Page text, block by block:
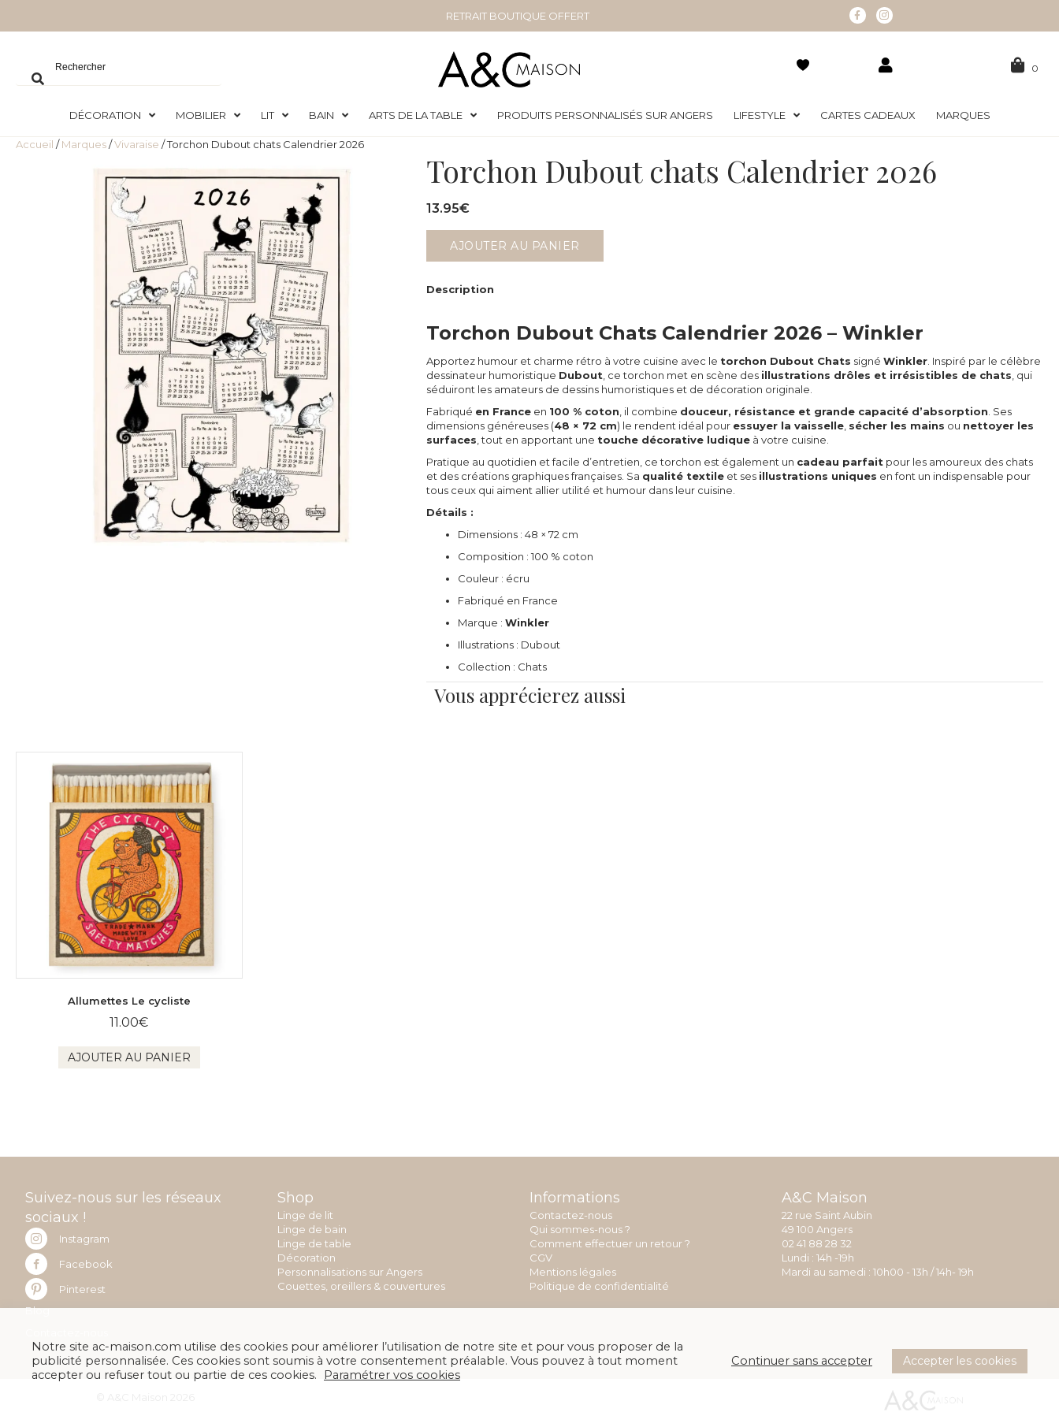
RETRAIT BOUTIQUE OFFERT
0
DÉCORATION MOBILIER LIT BAIN ARTS DE LA TABLE PRODUITS PERSONNALISÉS SUR ANGERS LIFESTYLE CARTES CADEAUX MARQUES
Accueil /Marques/Vivaraise / Torchon Dubout chats Calendrier 2026
Torchon Dubout chats Calendrier 2026
13.95€
AJOUTER AU PANIER
Description
Torchon Dubout Chats Calendrier 2026 – Winkler
Apportez humour et charme rétro à votre cuisine avec le torchon Dubout Chats signéWinkler . Inspiré par le célèbre
dessinateur humoristique Dubout , ce torchon met en scène des illustrations drôles et irrésistibles de chats , qui
séduiront les amateurs de dessins humoristiques et de décoration originale.
Fabriqué en France en 100 % coton , il combine douceur, résistance et grande capacité d’absorption . Ses
dimensions généreuses (48 × 72 cm) le rendent idéal pour essuyer la vaisselle sécher les mains ou nettoyer les
surfaces , tout en apportant une touche décorative ludique à votre cuisine.
Pratique au quotidien et facile d’entretien, ce torchon est également un cadeau parfait pour les amoureux des chats
et des créations graphiques françaises. Sa qualité textile et ses illustrations uniques en font un indispensable pour
tous ceux qui aiment allier utilité et humour dans leur cuisine.
Détails :
Dimensions : 48 × 72 cm
Composition : 100 % coton
Couleur : écru
Fabriqué en France
Marque :Winkler
Illustrations : Dubout
Collection : Chats
Vous apprécierez aussi
Allumettes Le cycliste
11.00€
AJOUTER AU PANIER
Suivez-nous sur les réseaux
sociaux !
Instagram
Facebook
Pinterest
Blog
Shop
Linge de lit
Linge de bain
Linge de table
Décoration
Personnalisations sur Angers
Couettes, oreillers & couvertures
Informations
Contactez-nous
Qui sommes-nous ?
Comment effectuer un retour ?
CGV
Mentions légales
Politique de confidentialité
A&C Maison
22 rue Saint Aubin
49 100 Angers
02 41 88 28 32
Lundi : 14h -19h
Mardi au samedi : 10h00 - 13h / 14h- 19h
Notre site ac-maison.com utilise des cookies pour améliorer l’utilisation de notre site et pour vous proposer de la
publicité personnalisée. Ces cookies sont soumis à votre consentement préalable. Vous pouvez à tout moment
accepter ou refuser tout ou partie de ces cookies.
Paramétrer vos cookies
Continuer sans accepter Accepter les cookies